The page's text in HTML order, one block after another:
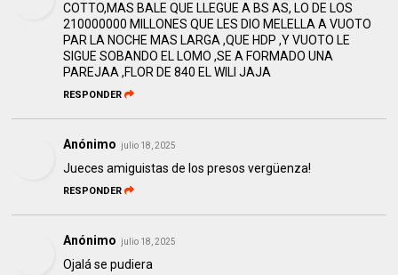
COTTO,MAS BALE QUE LLEGUE A BS AS, LO DE LOS
210000000 MILLONES QUE LES DIO MELELLA A VUOTO
PAR LA NOCHE MAS LARGA ,QUE HDP ,Y VUOTO LE
SIGUE SOBANDO EL LOMO ,SE A FORMADO UNA
PAREJAA ,FLOR DE 840 EL WILI JAJA
RESPONDER
Anónimo julio 18, 2025
Jueces amiguistas de los presos vergüenza!
RESPONDER
Anónimo julio 18, 2025
Ojalá se pudiera